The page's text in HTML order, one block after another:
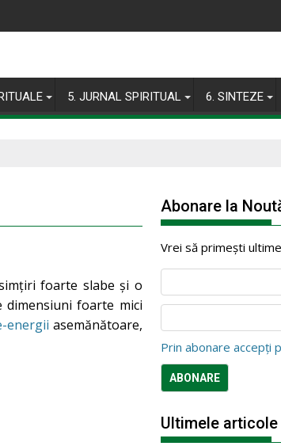
5. JURNAL SPIRITUAL 6. SINTEZE
foarte slabe și o
dimensiuni foarte mici
energii asemănătoare,
Abonare la
Vrei să primești
Prin abonare accepți
Ultimele articole